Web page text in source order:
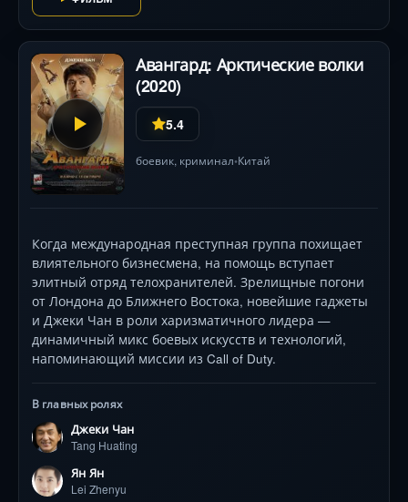
пугающих антагонисток современного кино. Фильм
балансирует на грани психологической драмы и
Авангард: Арктические волки
(2020)
5.4
боевик, криминал•Китай
Когда международная преступная группа похищает
влиятельного бизнесмена, на помощь вступает
элитный отряд телохранителей. Зрелищные погони
от Лондона до Ближнего Востока, новейшие гаджеты
и Джеки Чан в роли харизматичного лидера —
динамичный микс боевых искусств и технологий,
напоминающий миссии из Call of Duty.
В главных ролях
Джеки Чан
Tang Huating
Ян Ян
Lei Zhenyu